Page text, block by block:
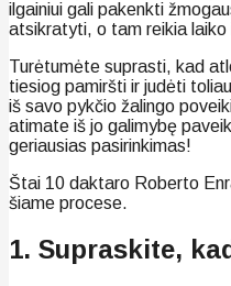
ilgainiui gali pakenkti
atsikratyti, o tam reikia laiko
Turėtumėte suprasti, kad
tiesiog pamiršti ir judėti
iš savo pykčio žalingo
atimate iš jo galimybę
geriausias pasirinkimas!
Štai 10 daktaro Roberto
šiame procese.
1. Supraskite,